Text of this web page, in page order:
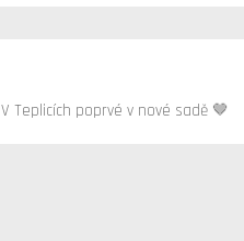
V Teplicích poprvé v nové sadě 🤎